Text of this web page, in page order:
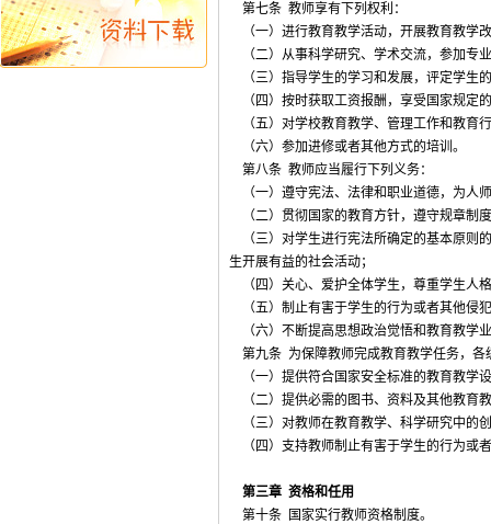
第七条 教师享有下列权利：
（一）进行教育教学活动，开展教育教学
（二）从事科学研究、学术交流，参加专
（三）指导学生的学习和发展，评定学生
（四）按时获取工资报酬，享受国家规定
（五）对学校教育教学、管理工作和教育
（六）参加进修或者其他方式的培训。
第八条 教师应当履行下列义务：
（一）遵守宪法、法律和职业道德，为人
（二）贯彻国家的教育方针，遵守规章制
（三）对学生进行宪法所确定的基本原则
生开展有益的社会活动；
（四）关心、爱护全体学生，尊重学生人
（五）制止有害于学生的行为或者其他侵
（六）不断提高思想政治觉悟和教育教学
第九条 为保障教师完成教育教学任务，各
（一）提供符合国家安全标准的教育教学
（二）提供必需的图书、资料及其他教育
（三）对教师在教育教学、科学研究中的
（四）支持教师制止有害于学生的行为或
第三章 资格和任用
第十条 国家实行教师资格制度。